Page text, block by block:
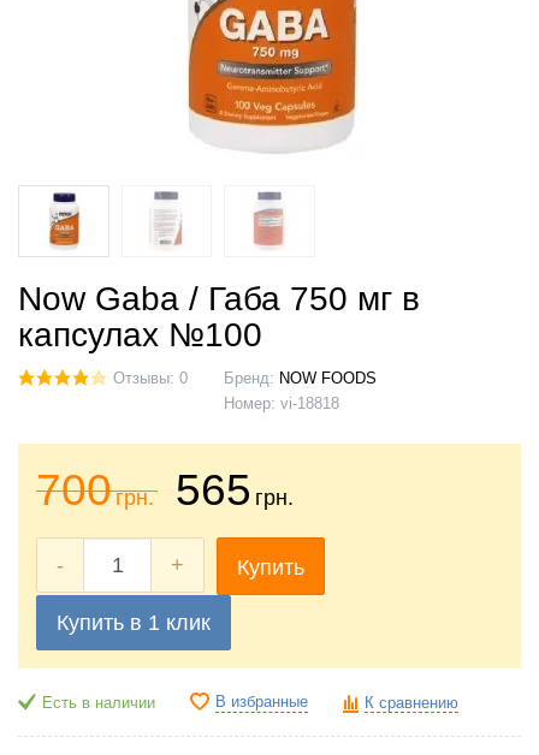
Now Gaba / Габа 750 мг в
капсулах №100
Отзывы: 0 Бренд: NOW FOODS
Номер: vi-18818
700грн. 565 грн.
- + Купить
Купить в 1 клик
Есть в наличии В избранные К сравнению